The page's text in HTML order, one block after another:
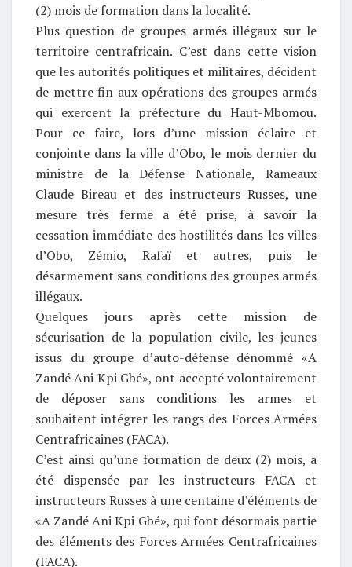
(2) mois de formation dans la localité.
Plus question de groupes armés illégaux sur le
territoire centrafricain. C’est dans cette vision
que les autorités politiques et militaires, décident
de mettre fin aux opérations des groupes armés
qui exercent la préfecture du Haut-Mbomou.
Pour ce faire, lors d’une mission éclaire et
conjointe dans la ville d’Obo, le mois dernier du
ministre de la Défense Nationale, Rameaux
Claude Bireau et des instructeurs Russes, une
mesure très ferme a été prise, à savoir la
cessation immédiate des hostilités dans les villes
d’Obo, Zémio, Rafaï et autres, puis le
désarmement sans conditions des groupes armés
illégaux.
Quelques jours après cette mission de
sécurisation de la population civile, les jeunes
issus du groupe d’auto-défense dénommé «A
Zandé Ani Kpi Gbé», ont accepté volontairement
de déposer sans conditions les armes et
souhaitent intégrer les rangs des Forces Armées
Centrafricaines (FACA).
C’est ainsi qu’une formation de deux (2) mois, a
été dispensée par les instructeurs FACA et
instructeurs Russes à une centaine d’éléments de
«A Zandé Ani Kpi Gbé», qui font désormais partie
des éléments des Forces Armées Centrafricaines
(FACA).